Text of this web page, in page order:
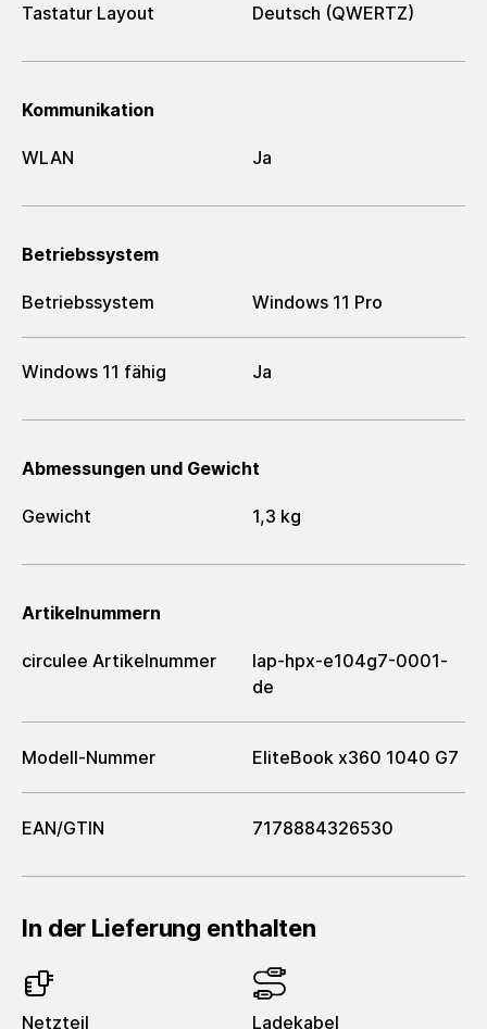
Tastatur Layout Deutsch (QWERTZ)
Kommunikation
WLAN Ja
Betriebssystem
Betriebssystem Windows 11 Pro
Windows 11 fähig Ja
Abmessungen und Gewicht
Gewicht 1,3 kg
Artikelnummern
circulee Artikelnummer
lap-hpx-e104g7-0001-
de
Modell-Nummer EliteBook x360 1040 G7
EAN/GTIN 7178884326530
In der Lieferung enthalten
Netzteil Ladekabel